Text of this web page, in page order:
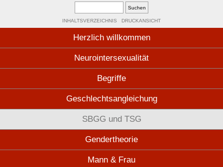
INHALTSVERZEICHNIS DRUCKANSICHT
Herzlich willkommen
Neurointersexualität
Begriffe
Geschlechtsangleichung
SBGG und TSG
Gendertheorie
Mann & Frau